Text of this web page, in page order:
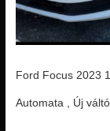
Ford Focus 2023
Automata , Új váltó